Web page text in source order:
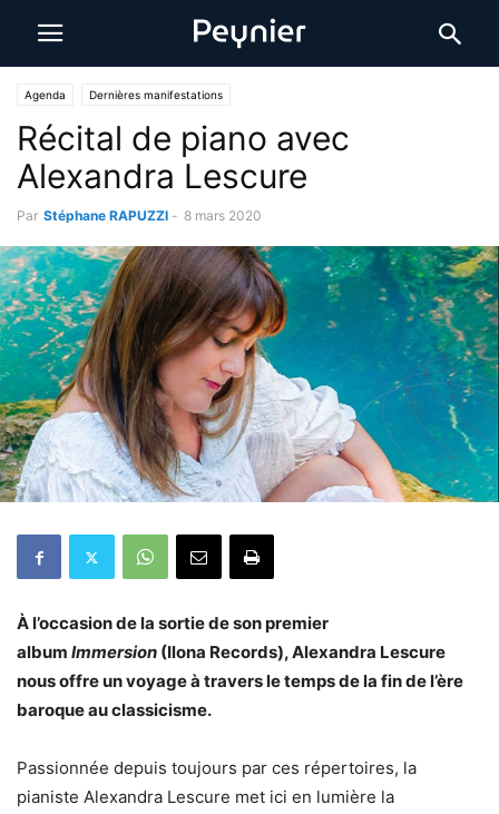
Agenda Dernières manifestations
Récital de piano avec
Alexandra Lescure
Par Stéphane RAPUZZI - 8 mars 2020
À l’occasion de la sortie de son premier
album Immersion (Ilona Records), Alexandra Lescure
nous offre un voyage à travers le temps de la fin de l’ère
baroque au classicisme.
Passionnée depuis toujours par ces répertoires, la
pianiste Alexandra Lescure met ici en lumière la